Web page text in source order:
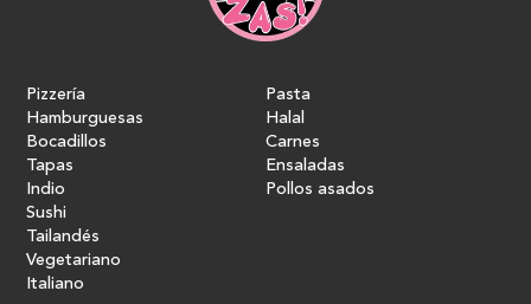
Pizzería
Hamburguesas
Bocadillos
Tapas
Indio
Sushi
Tailandés
Vegetariano
Italiano
Pasta
Halal
Carnes
Ensaladas
Pollos asados